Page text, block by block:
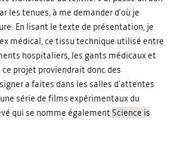
les tenues, à me demander d'où je
En lisant le texte de présentation, je
médical, ce tissu technique utilisé entre
hospitaliers, les gants médicaux et
projet proviendrait donc des
a faites dans les salles d'attentes
série de films expérimentaux du
qui se nomme également Science is